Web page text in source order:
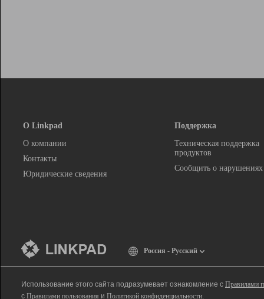
О Linkpad
О компании
Контакты
Юридические сведения
Поддержка
Техническая поддержка
продуктов
Сообщить о нарушениях
Россия - Русский
Использование этого сайта подразумевает ознакомление с Правилами
с Правилами пользования и Политикой конфиденциальности.